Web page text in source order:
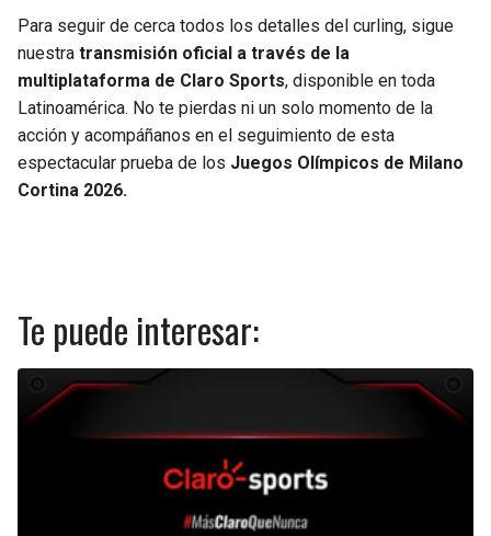
Para seguir de cerca todos los detalles del curling, sigue
nuestra transmisión oficial a través de la
multiplataforma de Claro Sports, disponible en toda
Latinoamérica. No te pierdas ni un solo momento de la
acción y acompáñanos en el seguimiento de esta
espectacular prueba de los Juegos Olímpicos de Milano
Cortina 2026.
Te puede interesar: